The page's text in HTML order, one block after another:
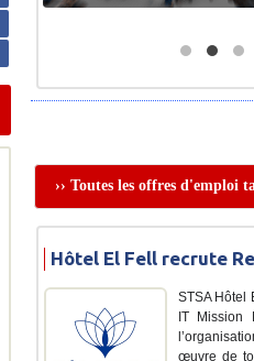
›› Toutes les offres d'emploi
Hôtel El Fell recrute
STSA Hôtel
IT Mission
œuvre de